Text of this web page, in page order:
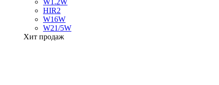
W1.2W
HIR2
W16W
W21/5W
Хит продаж